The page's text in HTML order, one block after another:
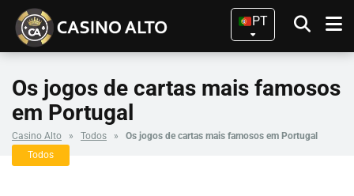
PT
Os jogos de cartas mais famosos
em Portugal
Casino Alto » Todos »
Os jogos de cartas mais famosos em Portugal
Todos